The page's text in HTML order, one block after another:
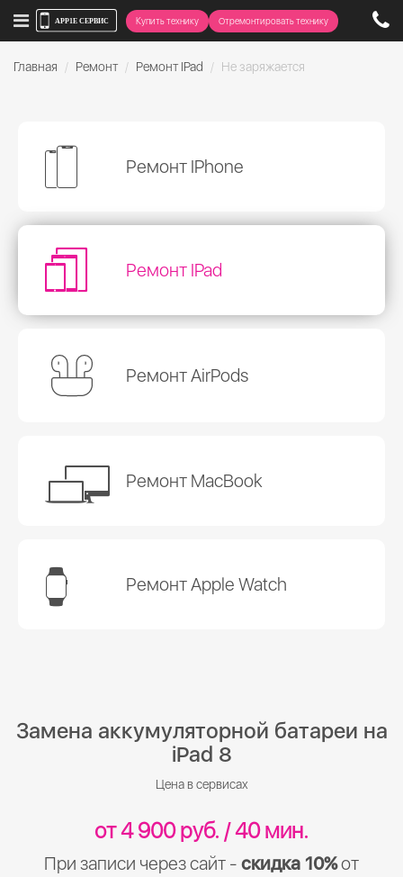
Купить технику Отремонтировать технику
Главная Ремонт Ремонт IPad Не заряжается
Ремонт IPhone
Ремонт IPad
Ремонт AirPods
Ремонт MacBook
Ремонт Apple Watch
Замена аккумуляторной батареи на
iPad 8
Цена в сервисах
от 4 900 руб. / 40 мин.
При записи через сайт - скидка 10%от